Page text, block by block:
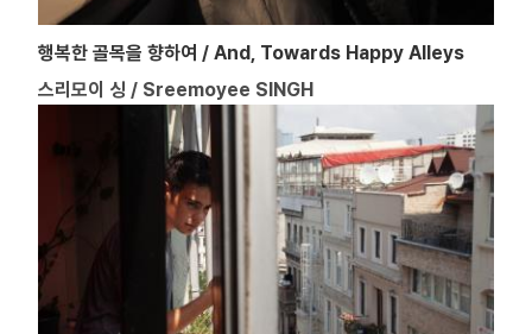
행복한 골목을 향하여 / And, Towards Happy Alleys
스리모이 싱 / Sreemoyee SINGH